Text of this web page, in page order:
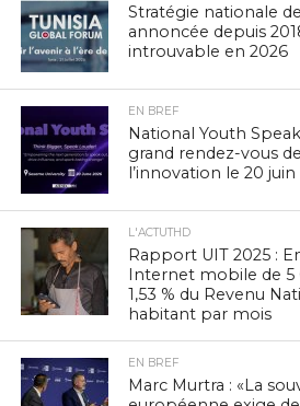
Stratégie nationale
annoncée depuis
introuvable en 2026
EN BREF
National Youth
grand rendez-vous
l’innovation le 20 juin
L'ACTUTHD
Rapport UIT 2025 :
Internet mobile de 5
1,53 % du Revenu
habitant par mois
EN BREF
Marc Murtra : «La